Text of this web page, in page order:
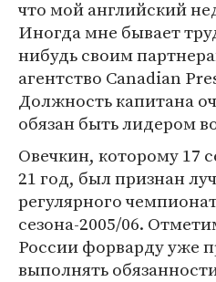
что мой английский
Иногда мне бывает
нибудь своим
агентство Canadian
Должность капитана
обязан быть лидером
Овечкин, которому 17
21 год, был признан
регулярного
сезона-2005/06.
России форварду уже
выполнять